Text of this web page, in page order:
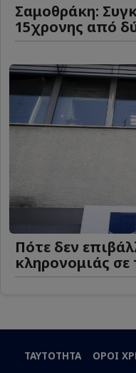
Σαμοθράκη:
15χρονης από
Πότε δεν
κληρονομιάς σε
ΤΑΥΤΟΤΗΤΑ ΟΡΟΙ